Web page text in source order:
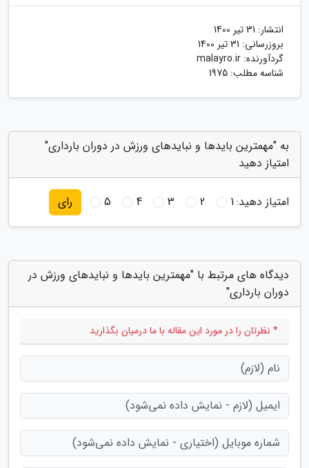
انتشار: 31 تیر 1400
بروزرسانی: 31 تیر 1400
گردآورنده: malayro.ir
شناسه مطلب: 1975
به "مهمترین بایدها و نبایدهای ورزش در دوران بارداری"
امتیاز دهید
امتیاز دهید:1
2
3
4
5 رای
دیدگاه های مرتبط با "مهمترین بایدها و نبایدهای ورزش در
دوران بارداری"
* نظرتان را در مورد این مقاله با ما درمیان بگذارید